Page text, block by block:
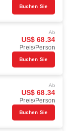
Buchen Sie
Ab
US$ 68.34
Preis/Person
Buchen Sie
Ab
US$ 68.34
Preis/Person
Buchen Sie